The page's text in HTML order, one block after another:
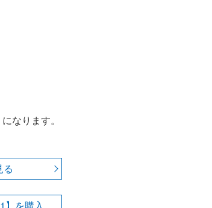
なります。
る